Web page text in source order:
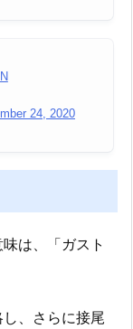
24, 2020
は、「ガスト
、さらに接尾